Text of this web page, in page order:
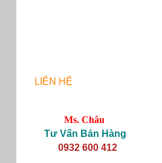
LIÊN HỆ
Ms. Châu
Tư Vấn Bán Hàng
0932 600 412